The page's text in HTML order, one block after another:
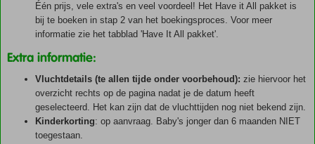
Één prijs, vele extra's en veel voordeel! Het Have it All pakket is
bij te boeken in stap 2 van het boekingsproces. Voor meer
informatie zie het tabblad 'Have It All pakket'.
Extra informatie:
Vluchtdetails (te allen tijde onder voorbehoud): zie hiervoor het
overzicht rechts op de pagina nadat je de datum heeft
geselecteerd. Het kan zijn dat de vluchttijden nog niet bekend zijn.
Kinderkorting: op aanvraag. Baby's jonger dan 6 maanden NIET
toegestaan.